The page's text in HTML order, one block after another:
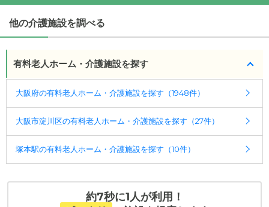
他の介護施設を調べる
有料老人ホーム・介護施設を探す
大阪府の有料老人ホーム・介護施設を探す（1948件）
大阪市淀川区の有料老人ホーム・介護施設を探す（27件）
塚本駅の有料老人ホーム・介護施設を探す（10件）
約7秒に1人が利用！